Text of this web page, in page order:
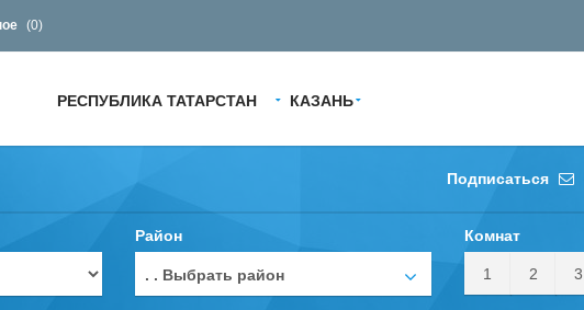
(0)
РЕСПУБЛИКА ТАТАРСТАН КАЗАНЬ
Подписаться
Район
. . Выбрать район
Комнат
1 2 3